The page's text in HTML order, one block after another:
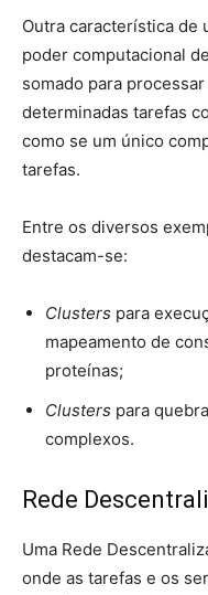
Outra característica de
poder computacional
somado para
determinadas tarefas
como se um único
tarefas.
Entre os diversos
destacam-se:
Clusters para
mapeamento de
proteínas;
Clusters para
complexos.
Rede
Uma Rede
onde as tarefas e os